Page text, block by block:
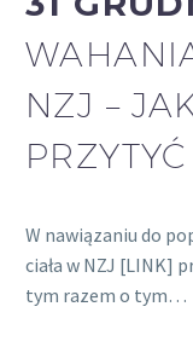
NZJ –
W nawiązaniu do
ciała w NZJ [LINK]
tym razem o tym…